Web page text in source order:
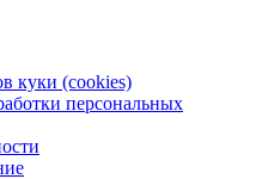
куки (cookies)
персональных